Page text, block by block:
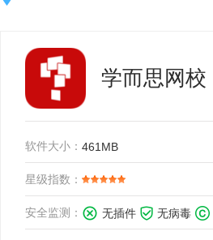
学而思网校
软件大小： 461MB
星级指数：
安全监测： 无插件 无病毒